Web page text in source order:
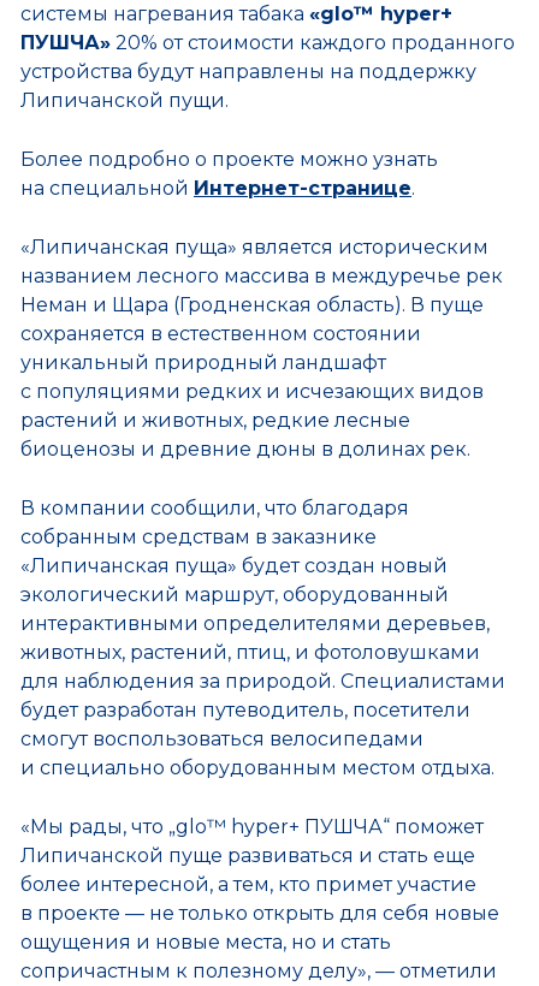
системы нагревания табака «glo™ hyper+
ПУШЧА» 20% от стоимости каждого проданного
устройства будут направлены на поддержку
Липичанской пущи.
Более подробно о проекте можно узнать
на специальной Интернет-странице.
«Липичанская пуща» является историческим
названием лесного массива в междуречье рек
Неман и Щара (Гродненская область). В пуще
сохраняется в естественном состоянии
уникальный природный ландшафт
с популяциями редких и исчезающих видов
растений и животных, редкие лесные
биоценозы и древние дюны в долинах рек.
В компании сообщили, что благодаря
собранным средствам в заказнике
«Липичанская пуща» будет создан новый
экологический маршрут, оборудованный
интерактивными определителями деревьев,
животных, растений, птиц, и фотоловушками
для наблюдения за природой. Специалистами
будет разработан путеводитель, посетители
смогут воспользоваться велосипедами
и специально оборудованным местом отдыха.
«Мы рады, что „glo™ hyper+ ПУШЧА“ поможет
Липичанской пуще развиваться и стать еще
более интересной, а тем, кто примет участие
в проекте — не только открыть для себя новые
ощущения и новые места, но и стать
сопричастным к полезному делу», — отметили